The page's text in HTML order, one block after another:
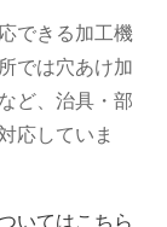
できる加工機
では穴あけ加
ど、治具・部
応していま
いてはこちら